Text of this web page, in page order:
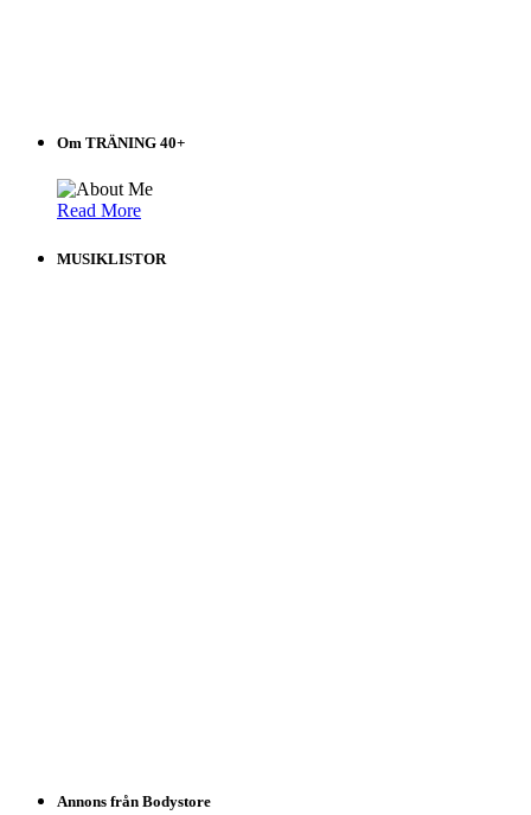
Om TRÄNING 40+
Read More
MUSIKLISTOR
Annons från Bodystore